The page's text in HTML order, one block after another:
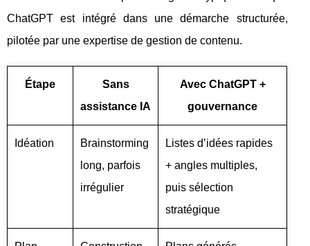
ChatGPT est intégré dans une démarche structurée,
pilotée par une expertise de gestion de contenu.
Étape
Sans
assistance IA
Avec ChatGPT +
gouvernance
Idéation
Brainstorming
long, parfois
irrégulier
Listes d’idées rapides
+ angles multiples,
puis sélection
stratégique